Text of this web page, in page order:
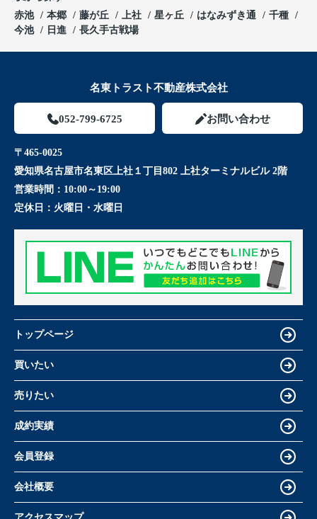
赤池
本郷 藤が丘 上社 星ヶ丘 はなみずき通
千種
今池
日進 長久手古戦場
名東トラスト不動産株式会社
052-799-6725 お問い合わせ
〒465-0025
愛知県名古屋市名東区上社１丁目802 上社ターミナルビル 2階
営業時間： 10:00～19:00
定休日： 火曜日・水曜日
トップページ
買いたい
売りたい
成約実績
会員登録
会社概要